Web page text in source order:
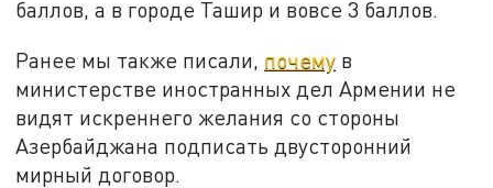
баллов, а в городе Ташир и вовсе 3 баллов.
Ранее мы также писали, почему в
министерстве иностранных дел Армении не
видят искреннего желания со стороны
Азербайджана подписать двусторонний
мирный договор.